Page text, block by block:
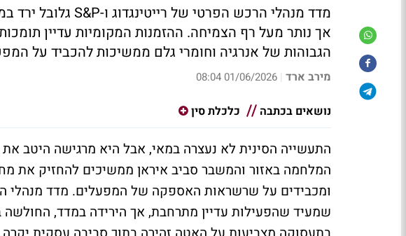
אך נותר מעל רף הצמיחה. ההזמנות המקומיות עדיין
הגבוהות של אנרגיה וחומרי גלם ממשיכות להכביד על
מירב ארד |
01/06/2026 08:04
נושאים בכתבה כלכלת סין
התעשייה הסינית לא נעצרה במאי, אבל היא מרגישה היטב את
המלחמה באזור והמשבר סביב איראן ממשיכים להחזיק את
ומכבידים על שרשראות האספקה של המפעלים. מדד מנהלי
שמעיד שהפעילות עדיין מתרחבת, אך הירידה במדד, החולשה